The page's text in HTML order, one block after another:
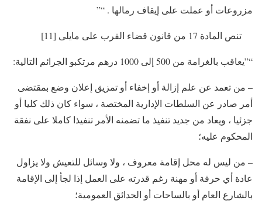
مزروعات أو عملت على إيقاف رمالها . “”
تنص المادة 17 من قانون قضاء القرب على مايلى [11]
“”يعاقب بالغرامة من 500 إلى 1000 درهم مرتكبو الجرائم التالية:
– من تعمد عن علم إزالة أو إخفاء أو تمزيق إعلان وضع بمقتضى
أمر صادر عن السلطات الإدارية المختصة ، سواء كان ذلك كليا أو
جزئيا ، ويعاد من جديد تنفيذ ما تضمنه الأمر تنفيذا كاملا على نفقة
المحكوم عليه؛
– من ليس له محل إقامة معروف ، ولا وسائل للتعيش ولا يزاول
عادة أي حرفة أو مهنة رغم قدرته على العمل إذا لجأ إلى الإقامة
بالشارع العام أو بالساحات أو الحدائق العمومية؛